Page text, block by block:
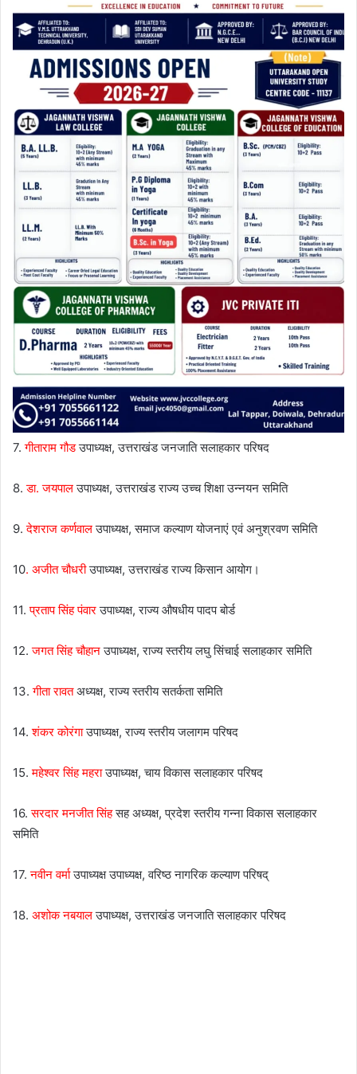
7.गीताराम गौडउपाध्यक्ष, उत्तराखंड जनजाति सलाहकार परिषद
8.डा. जयपालउपाध्यक्ष, उत्तराखंड राज्य उच्च शिक्षा उन्नयन समिति
9.देशराज कर्णवालउपाध्यक्ष, समाज कल्याण योजनाएं एवं अनुश्रवण समिति
10. अजीत चौधरीउपाध्यक्ष, उत्तराखंड राज्य किसान आयोग।
11.प्रताप सिंह पंवारउपाध्यक्ष, राज्य औषधीय पादप बोर्ड
12.जगत सिंह चौहानउपाध्यक्ष, राज्य स्तरीय लघु सिंचाई सलाहकार समिति
13. गीता रावतअध्यक्ष, राज्य स्तरीय सतर्कता समिति
14.शंकर कोरंगाउपाध्यक्ष, राज्य स्तरीय जलागम परिषद
15.महेश्वर सिंह महराउपाध्यक्ष, चाय विकास सलाहकार परिषद
16.सरदार मनजीत सिंहसह अध्यक्ष, प्रदेश स्तरीय गन्ना विकास सलाहकार
समिति
17.नवीन वर्माउपाध्यक्ष उपाध्यक्ष, वरिष्ठ नागरिक कल्याण परिषद्
18. अशोक नबयालउपाध्यक्ष, उत्तराखंड जनजाति सलाहकार परिषद